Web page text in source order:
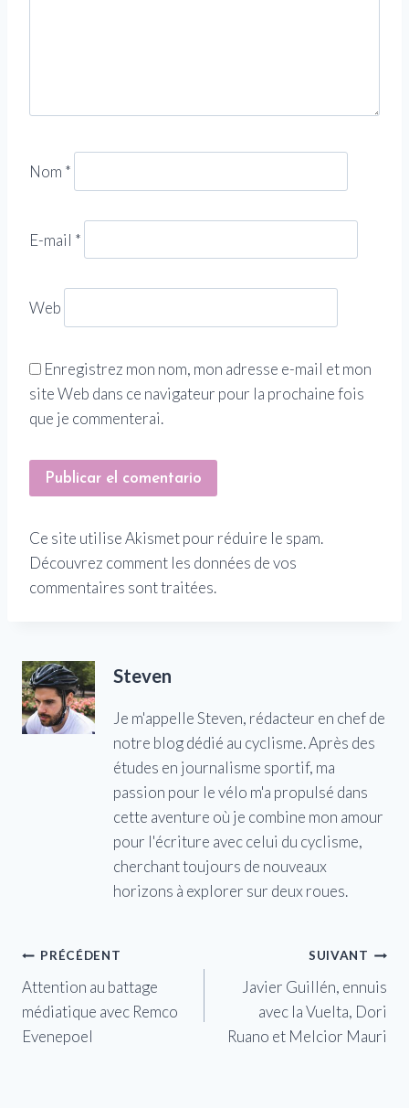
Nom *
E-mail *
Web
Enregistrez mon nom, mon adresse e-mail et mon
site Web dans ce navigateur pour la prochaine fois
que je commenterai.
Ce site utilise Akismet pour réduire le spam.
Découvrez comment les données de vos
commentaires sont traitées.
Steven
Je m'appelle Steven, rédacteur en chef de
notre blog dédié au cyclisme. Après des
études en journalisme sportif, ma
passion pour le vélo m'a propulsé dans
cette aventure où je combine mon amour
pour l'écriture avec celui du cyclisme,
cherchant toujours de nouveaux
horizons à explorer sur deux roues.
Navigation
de
l’article
PRÉCÉDENT
Attention au battage
médiatique avec Remco
Evenepoel
SUIVANT
Javier Guillén, ennuis
avec la Vuelta, Dori
Ruano et Melcior Mauri